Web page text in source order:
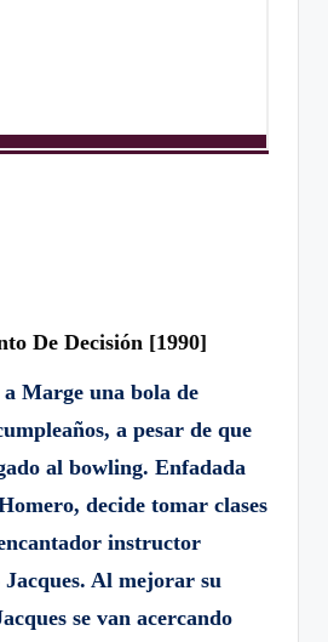
De Decisión [1990]
Marge una bola de
a pesar de que
al bowling. Enfadada
decide tomar clases
instructor
Al mejorar su
se van acercando